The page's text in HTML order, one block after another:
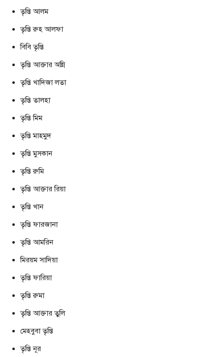
তৃপ্তি আলম
তৃপ্তি রুহ আলফা
বিবি তৃপ্তি
তৃপ্তি আক্তার অন্নি
তৃপ্তি খাদিজা লতা
তৃপ্তি তালহা
তৃপ্তি মিম
তৃপ্তি মাহমুদ
তৃপ্তি মুসকান
তৃপ্তি রুমি
তৃপ্তি আক্তার রিয়া
তৃপ্তি খান
তৃপ্তি ফারজানা
তৃপ্তি আমরিন
মিরয়ম সাদিয়া
তৃপ্তি ফারিয়া
তৃপ্তি রুমা
তৃপ্তি আক্তার তুলি
মেহবুবা তৃপ্তি
তৃপ্তি নূর